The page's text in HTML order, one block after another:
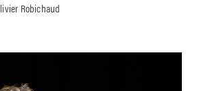
Robichaud